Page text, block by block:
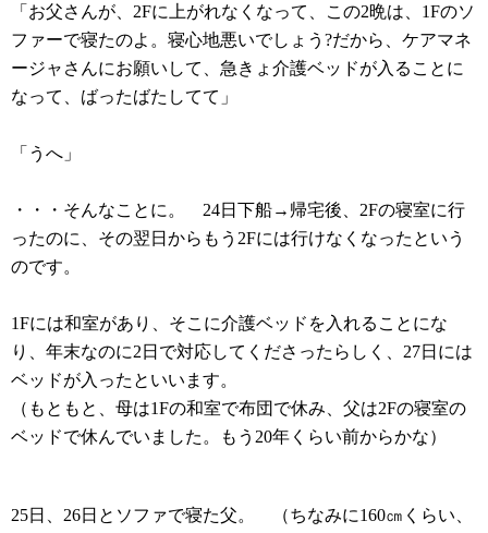
「お父さんが、2Fに上がれなくなって、この2晩は、1Fのソ
ファーで寝たのよ。寝心地悪いでしょう?だから、ケアマネ
ージャさんにお願いして、急きょ介護ベッドが入ることに
なって、ばったばたしてて」
「うへ」
・・・そんなことに。 24日下船→帰宅後、2Fの寝室に行
ったのに、その翌日からもう2Fには行けなくなったという
のです。
1Fには和室があり、そこに介護ベッドを入れることにな
り
、年末なのに2日で対応してくださったらしく、27日には
ベッドが入ったといいます。
（もともと、母は1Fの和室で布団で休み、父は2Fの寝室の
ベッドで休んでいました。もう20年くらい前からかな）
25日、26日とソファで寝た父。 （ちなみに160㎝くらい、